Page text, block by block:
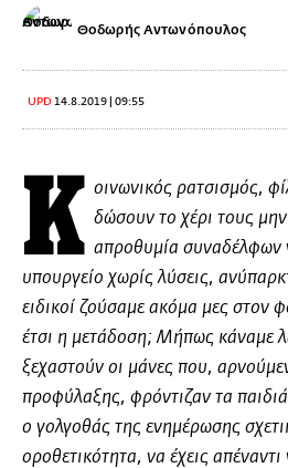
Θοδωρής Αντωνόπουλος
UPD 14.8.2019 | 09:55
K οινωνικός ρατσισμός,
δώσουν το χέρι τους
απροθυμία συναδέλφων
υπουργείο χωρίς λύσεις,
ειδικοί ζούσαμε ακόμα μες στον
έτσι η μετάδοση; Μήπως κάναμε
ξεχαστούν οι μάνες που,
προφύλαξης, φρόντιζαν τα
ο γολγοθάς της ενημέρωσης
οροθετικότητα, να έχεις